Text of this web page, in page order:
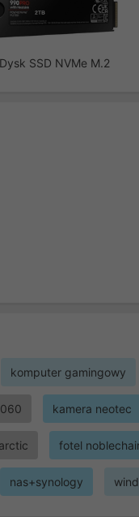
Dysk SSD NVMe M.2
komputer gamingowy
kamera neotec
fotel
nas+synology